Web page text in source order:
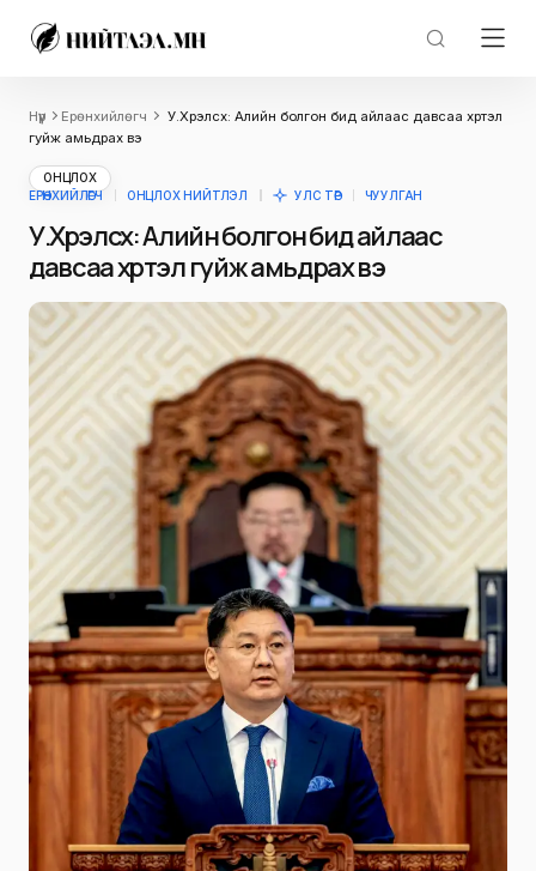
Нүүр Ерөнхийлөгч
У.Хүрэлсүх: Алийн болгон бид айлаас давсаа хүртэл
гуйж амьдрах вэ
ОНЦЛОХ
ЕРӨНХИЙЛӨГЧ
ОНЦЛОХ НИЙТЛЭЛ УЛС ТӨР ЧУУЛГАН
У.Хүрэлсүх: Алийн болгон бид айлаас
давсаа хүртэл гуйж амьдрах вэ